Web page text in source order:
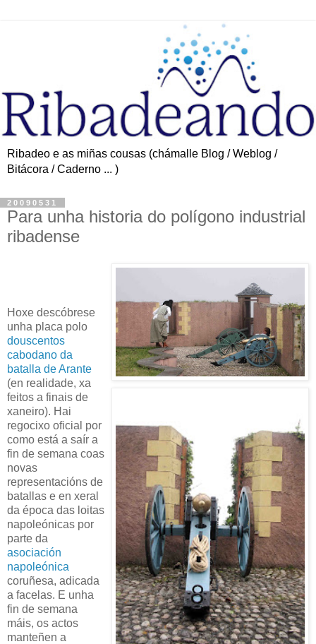
Ribadeo e as miñas cousas (chámalle Blog / Weblog /
Bitácora / Caderno ... )
20090531
Para unha historia do polígono industrial
ribadense
Hoxe descóbrese
unha placa polo
douscentos
cabodano da
batalla de Arante
(en realidade, xa
feitos a finais de
xaneiro). Hai
regocixo oficial por
como está a saír a
fin de semana coas
novas
representacións de
batallas e en xeral
da época das loitas
napoleónicas por
parte da
asociación
napoleónica
coruñesa, adicada
a facelas. E unha
fin de semana
máis, os actos
manteñen a